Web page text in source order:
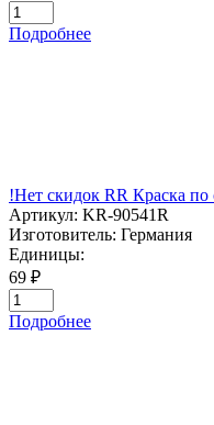
Подробнее
!Нет скидок RR Краска
Артикул: KR-90541R
Изготовитель: Германия
Единицы:
69 ₽
Подробнее